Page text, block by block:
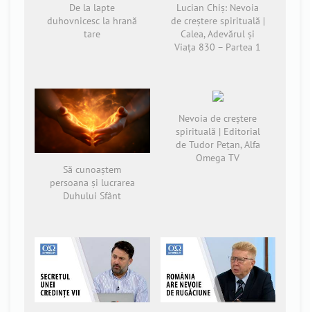
De la lapte
duhovnicesc la hrană
tare
Lucian Chiș: Nevoia
de creștere spirituală |
Calea, Adevărul și
Viața 830 – Partea 1
Să cunoaștem
persoana și lucrarea
Duhului Sfânt
Nevoia de creștere
spirituală | Editorial
de Tudor Pețan, Alfa
Omega TV